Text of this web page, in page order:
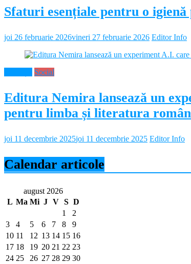
Sfaturi esențiale pentru o
joi 26 februarie 2026vineri 27 februarie 2026 Editor Info
Social
Editura Nemira lansează un
pentru limba și literatura
joi 11 decembrie 2025joi 11 decembrie 2025 Editor Info
Calendar articole
august 2026
L Ma Mi J V S D
1
2
3
4 5 6 7 8
9
10 11 12 13 14 15 16
17 18 19 20 21 22 23
24 25 26 27 28 29 30